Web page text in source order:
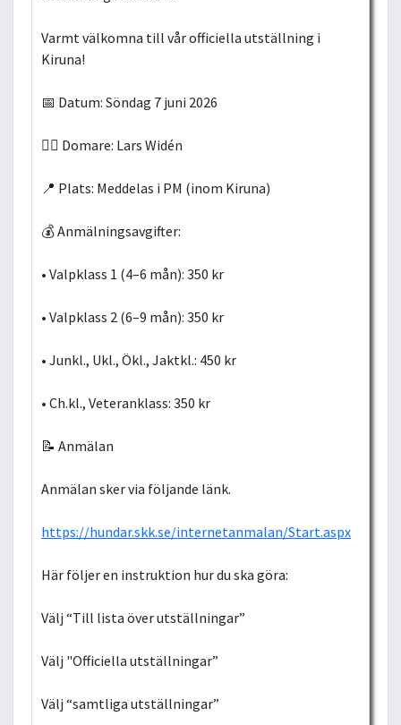
Varmt välkomna till vår officiella utställning i
Kiruna!
📅 Datum: Söndag 7 juni 2026
👨‍⚖️ Domare: Lars Widén
📍 Plats: Meddelas i PM (inom Kiruna)
💰 Anmälningsavgifter:
• Valpklass 1 (4–6 mån): 350 kr
• Valpklass 2 (6–9 mån): 350 kr
• Junkl., Ukl., Ökl., Jaktkl.: 450 kr
• Ch.kl., Veteranklass: 350 kr
📝 Anmälan
Anmälan sker via följande länk.
https://hundar.skk.se/internetanmalan/Start.aspx
Här följer en instruktion hur du ska göra:
Välj “Till lista över utställningar”
Välj "Officiella utställningar”
Välj “samtliga utställningar”